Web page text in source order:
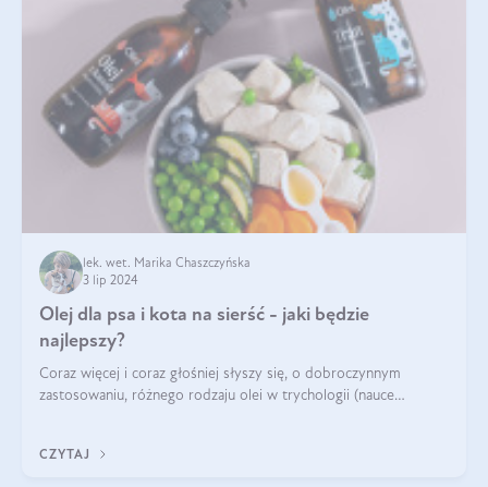
lek. wet. Marika Chaszczyńska
3 lip 2024
Olej dla psa i kota na sierść - jaki będzie
najlepszy?
Coraz więcej i coraz głośniej słyszy się, o dobroczynnym
zastosowaniu, różnego rodzaju olei w trychologii (nauce
CZYTAJ